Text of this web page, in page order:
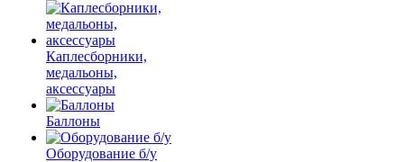
Каплесборники,
медальоны,
аксессуары
Баллоны
Оборудование б/у